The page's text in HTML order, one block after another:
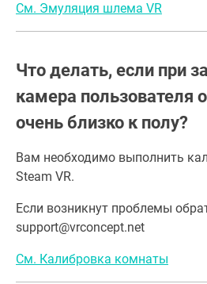
См. Эмуляция шлема VR
Что делать, если при
камера пользователя
очень близко к полу?
Вам необходимо выполнить
Steam VR.
Если возникнут проблемы
support@vrconcept.net
См. Калибровка комнаты